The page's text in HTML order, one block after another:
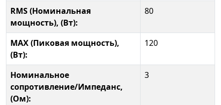
RMS (Номинальная
мощность), (Вт):
80
MAX (Пиковая мощность),
(Вт):
120
Номинальное
сопротивление/Импеданс,
(Ом):
3